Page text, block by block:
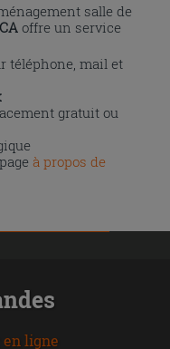
salle de
offre un service
téléphone, mail et
gratuit ou
à propos de
ligne